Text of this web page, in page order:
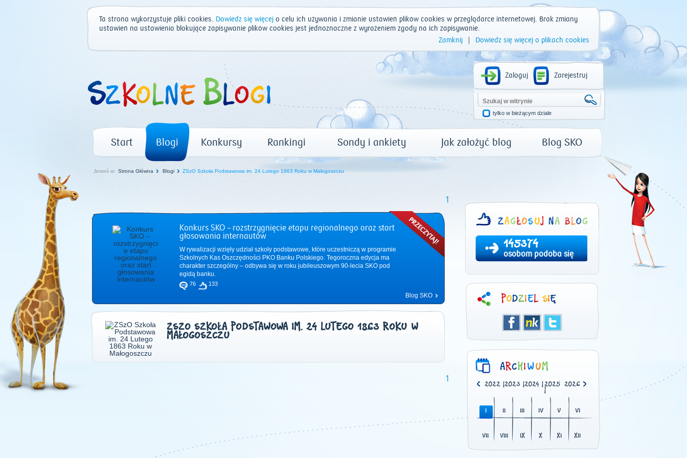
Ta strona wykorzystuje pliki cookies. Dowiedz się więcejo celu ich używania i zmianie ustawień plików cookies w przeglądarce internetowej. Brak zmiany
ustawień na ustawienia blokujące zapisywanie plików cookies jest jednoznaczne z wyrażeniem zgody na ich zapisywanie.
Zamknij
Dowiedz się więcej o plikach cookies
Zaloguj Zarejestruj
tylko w bieżącym dziale
Start Blogi Konkursy Rankingi Sondy i ankiety Jak założyć blog Blog SKO
Jesteś w: Strona Główna Blogi ZSzO Szkoła Podstawowa im. 24 Lutego 1863 Roku w Małogoszczu
1
Konkurs SKO – rozstrzygnięcie etapu regionalnego oraz start
głosowania internautów
W rywalizacji wzięły udział szkoły podstawowe, które uczestniczą w programie
Szkolnych Kas Oszczędności PKO Banku Polskiego. Tegoroczna edycja ma
charakter szczególny – odbywa się w roku jubileuszowym 90-lecia SKO pod
egidą banku.
76 133
Blog SKO
ZSZO SZKOŁA PODSTAWOWA IM. 24 LUTEGO 1863 ROKU W
MAŁOGOSZCZU
1
145374
osobom podoba się
2020 2021| 2022|2023 |2024 |2025
|
2026
I II III IV V VI
VII VIII IX X XI XII